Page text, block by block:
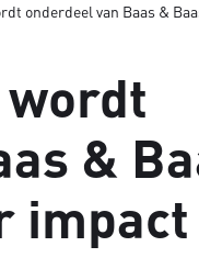
onderdeel van Baas &
wordt
&
impact